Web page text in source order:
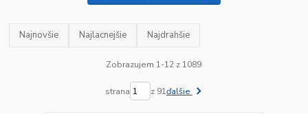
Najnovšie Najlacnejšie Najdrahšie
Zobrazujem 1-12 z 1089
strana z 91ďalšie